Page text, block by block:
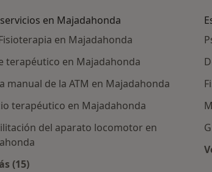
en Majadahonda
en Majadahonda
terapéutico en Majadahonda
manual de la ATM en Majadahonda
terapéutico en Majadahonda
del aparato locomotor en
(15)